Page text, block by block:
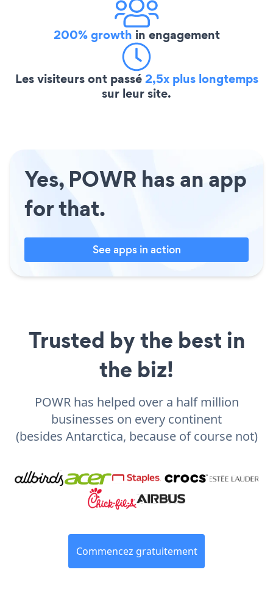
200% growth in engagement
Les visiteurs ont passé2,5x plus longtemps
sur leur site.
Yes, POWR has an app
for that.
See apps in action
Trusted by the best in
the biz!
POWR has helped over a half million
businesses on every continent
(besides Antarctica, because of course not)
Commencez gratuitement